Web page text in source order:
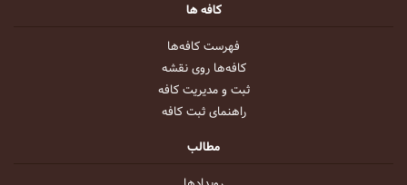
کافه ها
فهرست کافه‌ها
کافه‌ها روی نقشه
ثبت و مدیریت کافه
راهنمای ثبت کافه
مطالب